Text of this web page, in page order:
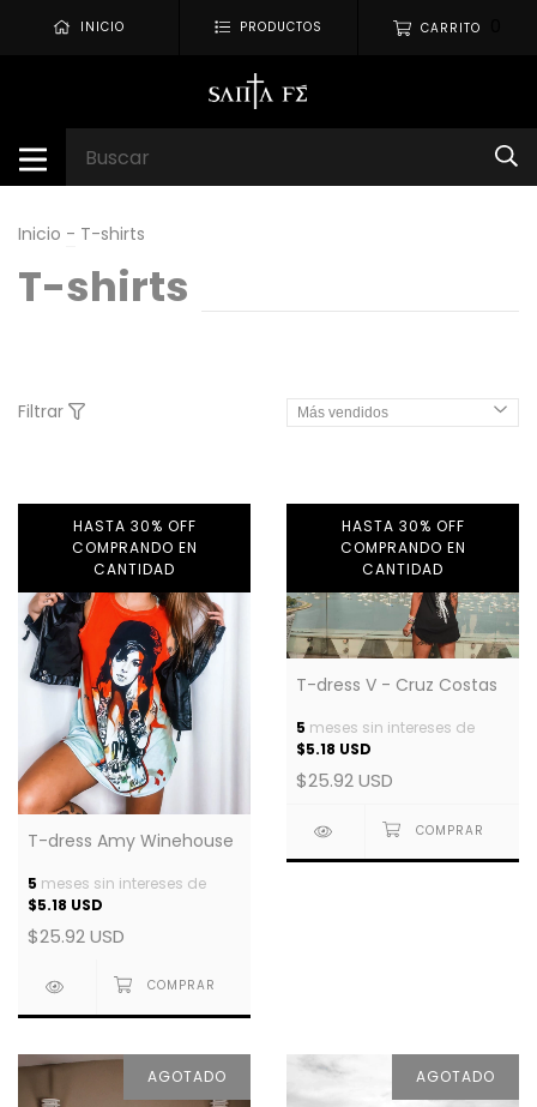
INICIO PRODUCTOS CARRITO
Inicio - T-shirts
T-shirts
Filtrar
HASTA 30% OFF
COMPRANDO EN
CANTIDAD
T-dress Amy Winehouse
5 meses sin intereses de
$5.18 USD
$25.92 USD
HASTA 30% OFF
COMPRANDO EN
CANTIDAD
T-dress V - Cruz Costas
5 meses sin intereses de
$5.18 USD
$25.92 USD
AGOTADO AGOTADO